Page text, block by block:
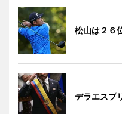
松山は２６
デラエスプ